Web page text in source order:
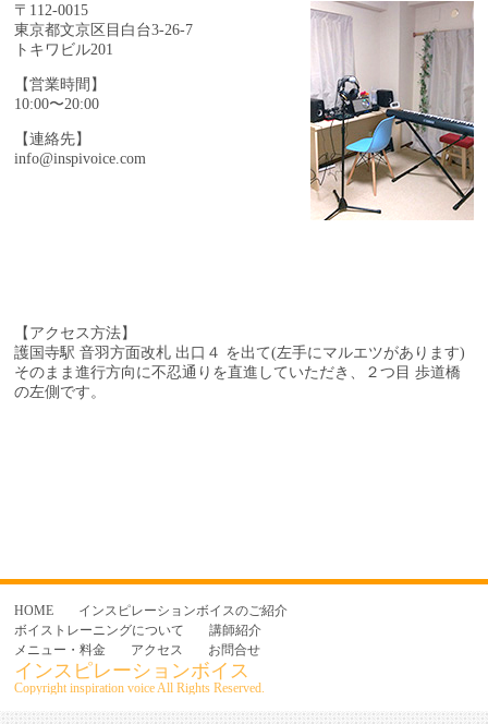
〒112-0015
東京都文京区目白台3-26-7
トキワビル201
【営業時間】
10:00〜20:00
【連絡先】
info@inspivoice.com
【アクセス方法】
護国寺駅 音羽方面改札 出口４ を出て(左手にマルエツがあります)
そのまま進行方向に不忍通りを直進していただき、
２つ目 歩道橋
の左側です。
HOME
インスピレーションボイスのご紹介
ボイストレーニングについて
講師紹介
メニュー・料金
アクセス お問合せ
インスピレーションボイス
Copyright inspiration voice All Rights Reserved.